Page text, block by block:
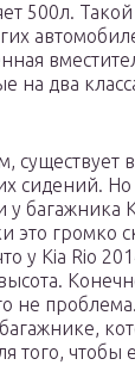
500л.
на два
существует
сидений. Но
у багажника
это громко
у Kia Rio
не
того, чтобы